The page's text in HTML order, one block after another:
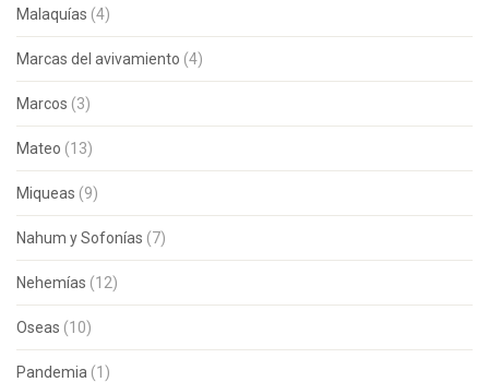
Malaquías (4)
Marcas del avivamiento (4)
Marcos (3)
Mateo (13)
Miqueas (9)
Nahum y Sofonías (7)
Nehemías (12)
Oseas (10)
Pandemia (1)